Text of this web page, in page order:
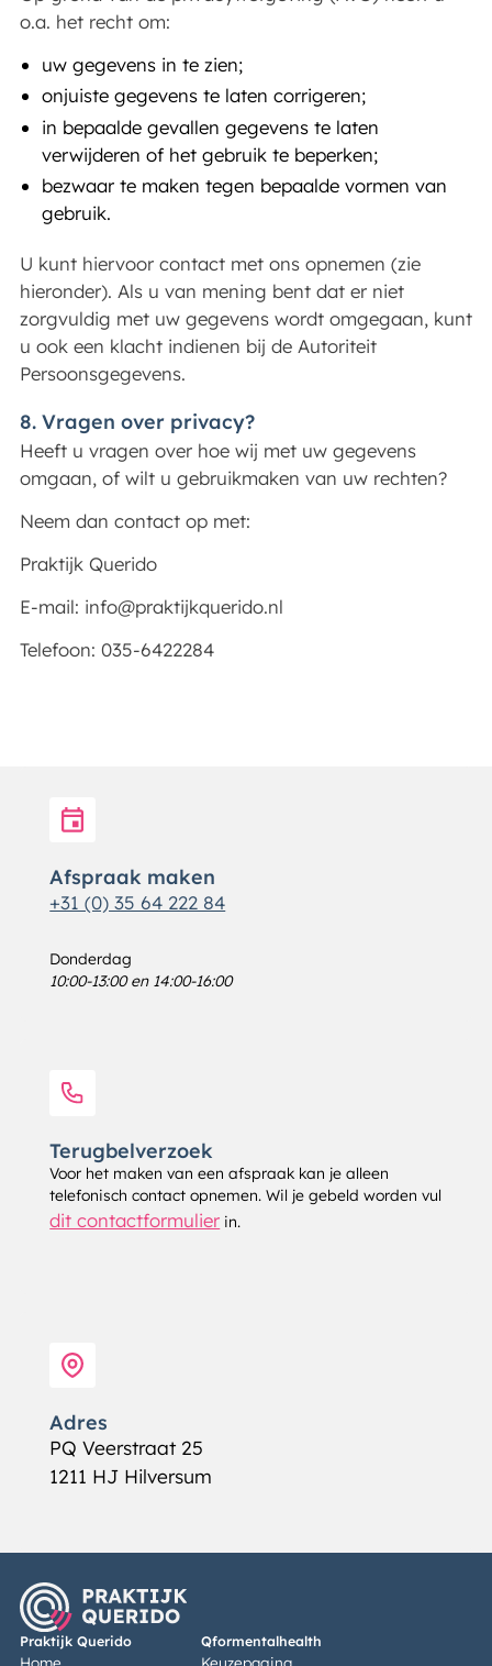
o.a. het recht om:
uw gegevens in te zien;
onjuiste gegevens te laten corrigeren;
in bepaalde gevallen gegevens te laten
verwijderen of het gebruik te beperken;
bezwaar te maken tegen bepaalde vormen van
gebruik.
U kunt hiervoor contact met ons opnemen (zie
hieronder). Als u van mening bent dat er niet
zorgvuldig met uw gegevens wordt omgegaan, kunt
u ook een klacht indienen bij de Autoriteit
Persoonsgegevens.
8. Vragen over privacy?
Heeft u vragen over hoe wij met uw gegevens
omgaan, of wilt u gebruikmaken van uw rechten?
Neem dan contact op met:
Praktijk Querido
E-mail: info@praktijkquerido.nl
Telefoon: 035-6422284
Afspraak maken
+31 (0) 35 64 222 84
Donderdag
10:00-13:00 en 14:00-16:00
Terugbelverzoek
Voor het maken van een afspraak kan je alleen
telefonisch contact opnemen. Wil je gebeld worden vul
dit contactformulier in.
Adres
PQ Veerstraat 25
1211 HJ Hilversum
Praktijk Querido Qformentalhealth